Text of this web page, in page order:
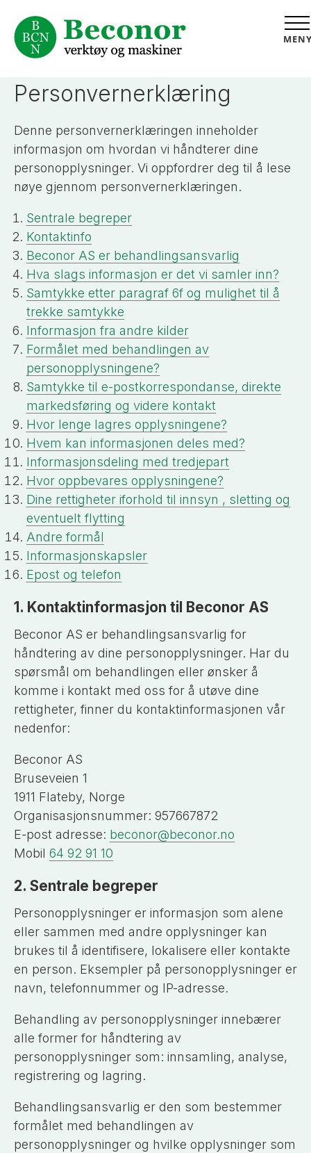
Personvernerklæring
Denne personvernerklæringen inneholder
informasjon om hvordan vi håndterer dine
personopplysninger. Vi oppfordrer deg til å lese
nøye gjennom personvernerklæringen.
Sentrale begreper
Kontaktinfo
Beconor AS er behandlingsansvarlig
Hva slags informasjon er det vi samler inn?
Samtykke etter paragraf 6f og mulighet til å
trekke samtykke
Informasjon fra andre kilder
Formålet med behandlingen av
personopplysningene?
Samtykke til e-postkorrespondanse, direkte
markedsføring og videre kontakt
Hvor lenge lagres opplysningene?
Hvem kan informasjonen deles med?
Informasjonsdeling med tredjepart
Hvor oppbevares opplysningene?
Dine rettigheter iforhold til innsyn , sletting og
eventuelt flytting
Andre formål
Informasjonskapsler
Epost og telefon
1. Kontaktinformasjon til Beconor AS
Beconor AS er behandlingsansvarlig for
håndtering av dine personopplysninger. Har du
spørsmål om behandlingen eller ønsker å
komme i kontakt med oss for å utøve dine
rettigheter, finner du kontaktinformasjonen vår
nedenfor:
Beconor AS
Bruseveien 1
1911 Flateby, Norge
Organisasjonsnummer: 957667872
E-post adresse: beconor@beconor.no
Mobil 64 92 91 10
2. Sentrale begreper
Personopplysninger er informasjon som alene
eller sammen med andre opplysninger kan
brukes til å identifisere, lokalisere eller kontakte
en person. Eksempler på personopplysninger er
navn, telefonnummer og IP-adresse.
Behandling av personopplysninger innebærer
alle former for håndtering av
personopplysninger som: innsamling, analyse,
registrering og lagring.
Behandlingsansvarlig er den som bestemmer
formålet med behandlingen av
personopplysninger og hvilke opplysninger som